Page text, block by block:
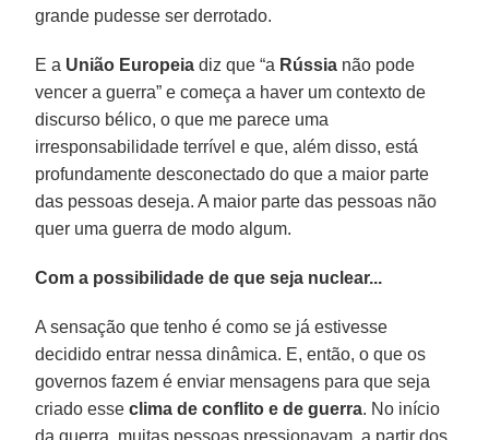
grande pudesse ser derrotado.
E a União Europeia diz que “a Rússia não pode
vencer a guerra” e começa a haver um contexto de
discurso bélico, o que me parece uma
irresponsabilidade terrível e que, além disso, está
profundamente desconectado do que a maior parte
das pessoas deseja. A maior parte das pessoas não
quer uma guerra de modo algum.
Com a possibilidade de que seja nuclear...
A sensação que tenho é como se já estivesse
decidido entrar nessa dinâmica. E, então, o que os
governos fazem é enviar mensagens para que seja
criado esseclima de conflito e de guerra. No início